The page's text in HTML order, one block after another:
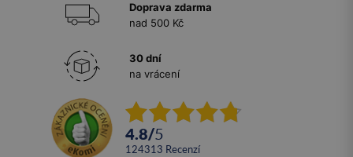
Doprava zdarma
nad 500 Kč
30 dní
na vrácení
4.8/5
124313 recenzí